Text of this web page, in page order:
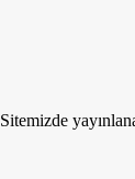
Sitemizde